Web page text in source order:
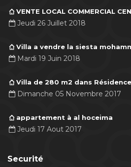
VENTE LOCAL COMMERCIAL
Jeudi 26 Juillet 2018
Villa a vendre la siesta
Mardi 19 Juin 2018
Villa de 280 m2 dans
Dimanche 05 Novembre 2017
appartement à al hoceima
Jeudi 17 Aout 2017
Securité